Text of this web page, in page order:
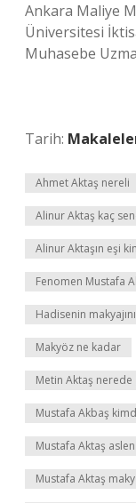
Ankara Maliye
Üniversitesi
Muhasebe
Tarih:
Ahmet Aktaş nereli
Alinur Aktaş kaç
Alinur Aktaşın eşi
Fenomen Mustafa
Hadisenin
Makyöz ne kadar
Metin Aktaş nerede
Mustafa Akbaş
Mustafa Aktaş
Mustafa Aktaş